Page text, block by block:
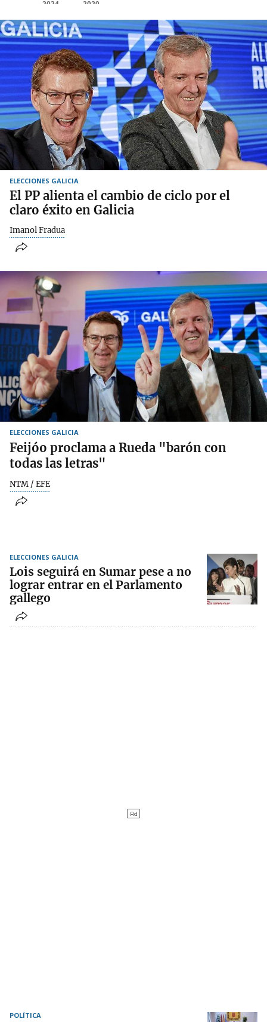
ELECCIONES GALICIA
El PP alienta el cambio de ciclo por el
claro éxito en Galicia
Imanol Fradua
ELECCIONES GALICIA
Feijóo proclama a Rueda "barón con
todas las letras"
NTM / EFE
ELECCIONES GALICIA
Lois seguirá en Sumar pese a no
lograr entrar en el Parlamento
gallego
POLÍTICA